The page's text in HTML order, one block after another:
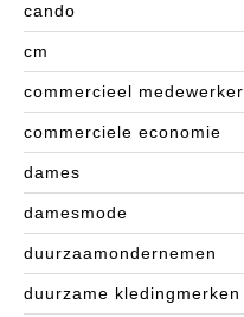
cando
cm
commercieel medewerker
commerciele economie
dames
damesmode
duurzaamondernemen
duurzame kledingmerken